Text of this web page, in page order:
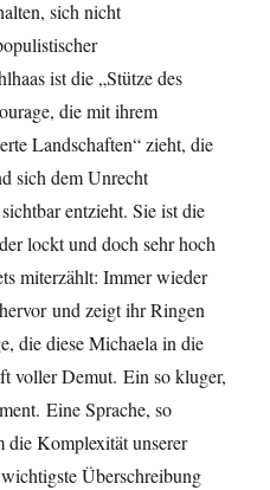
sich nicht
ist die „Stütze des
die mit ihrem
Landschaften“ zieht, die
sich dem Unrecht
entzieht. Sie ist die
lockt und doch sehr hoch
miterzählt: Immer wieder
und zeigt ihr Ringen
die diese Michaela in die
voller Demut. Ein so kluger,
Eine Sprache, so
die Komplexität unserer
Überschreibung